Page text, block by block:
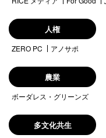
人権
ZERO PC アノサポ
農業
ボーダレス・グリーンズ
多文化共生